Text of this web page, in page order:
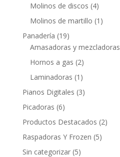
Molinos de discos (4)
Molinos de martillo (1)
Panadería (19)
Amasadoras y mezcladoras
Hornos a gas (2)
Laminadoras (1)
Pianos Digitales (3)
Picadoras (6)
Productos Destacados (2)
Raspadoras Y Frozen (5)
Sin categorizar (5)